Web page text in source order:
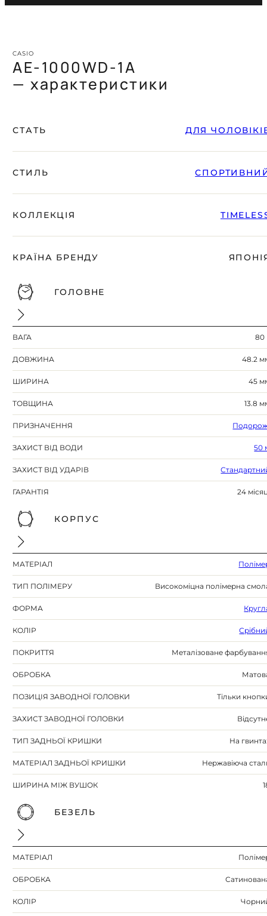
CASIO
AE-1000WD-1A
— характеристики
СТАТЬ ДЛЯ
СТИЛЬ
КОЛЛЕКЦІЯ
КРАЇНА БРЕНДУ
ГОЛОВНЕ
ВАГА 80
ДОВЖИНА 48.2
ШИРИНА 45
ТОВЩИНА 13.8
ПРИЗНАЧЕННЯ
ЗАХИСТ ВІД ВОДИ 50
ЗАХИСТ ВІД УДАРІВ
ГАРАНТІЯ 24
КОРПУС
МАТЕРІАЛ
ТИП ПОЛІМЕРУ Високоміцна полімерна
ФОРМА
КОЛІР
ПОКРИТТЯ Металізоване
ОБРОБКА
ПОЗИЦІЯ ЗАВОДНОЇ ГОЛОВКИ Тільки
ЗАХИСТ ЗАВОДНОЇ ГОЛОВКИ
ТИП ЗАДНЬОЇ КРИШКИ На
МАТЕРІАЛ ЗАДНЬОЇ КРИШКИ Нержавіюча
ШИРИНА МІЖ ВУШОК
БЕЗЕЛЬ
МАТЕРІАЛ
ОБРОБКА
КОЛІР